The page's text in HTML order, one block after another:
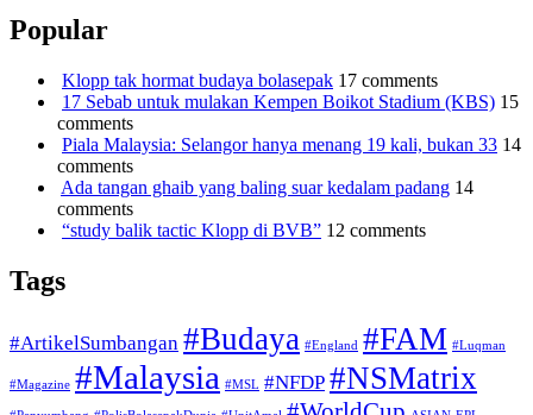
Popular
Klopp tak hormat budaya bolasepak 17 comments
17 Sebab untuk mulakan Kempen Boikot Stadium (KBS) 15
comments
Piala Malaysia: Selangor hanya menang 19 kali, bukan 33 14
comments
Ada tangan ghaib yang baling suar kedalam padang 14
comments
“study balik tactic Klopp di BVB” 12 comments
Tags
#ArtikelSumbangan #Budaya #England #FAM #Luqman
#Magazine #Malaysia #MSL #NFDP #NSMatrix